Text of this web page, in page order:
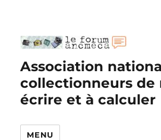
Association
collectionneurs de
écrire et à calculer
MENU